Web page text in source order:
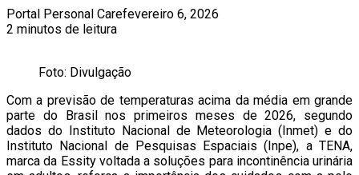
Portal Personal Carefevereiro 6, 2026
2 minutos de leitura
Foto: Divulgação
Com a previsão de temperaturas acima da média em grande
parte do Brasil nos primeiros meses de 2026, segundo
dados do Instituto Nacional de Meteorologia (Inmet) e do
Instituto Nacional de Pesquisas Espaciais (Inpe), a TENA,
marca da Essity voltada a soluções para incontinência urinária